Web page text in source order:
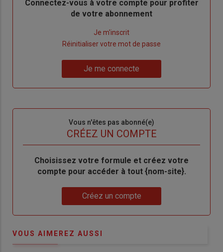
Body
Connectez-vous à votre compte pour profiter
de votre abonnement
Je m'inscrit
de
Réinitialiser votre mot de passe
me
Je me connecte
Vous n'êtes pas abonné(e)
CRÉEZ UN COMPTE
BodyChoisissez votre formule et créez votre
compte pour accéder à tout {nom-site}.
Créez un compte
VOUS AIMEREZ AUSSI